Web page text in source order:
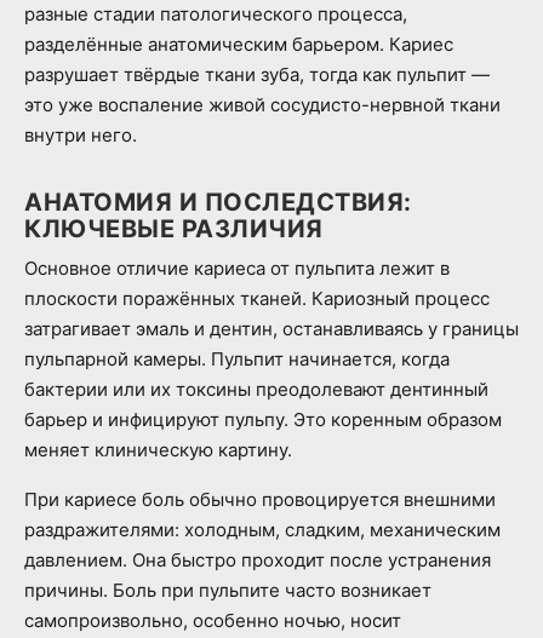
разные стадии патологического процесса,
разделённые анатомическим барьером. Кариес
разрушает твёрдые ткани зуба, тогда как пульпит —
это уже воспаление живой сосудисто-нервной ткани
внутри него.
АНАТОМИЯ И ПОСЛЕДСТВИЯ:
КЛЮЧЕВЫЕ РАЗЛИЧИЯ
Основное отличие кариеса от пульпита лежит в
плоскости поражённых тканей. Кариозный процесс
затрагивает эмаль и дентин, останавливаясь у границы
пульпарной камеры. Пульпит начинается, когда
бактерии или их токсины преодолевают дентинный
барьер и инфицируют пульпу. Это коренным образом
меняет клиническую картину.
При кариесе боль обычно провоцируется внешними
раздражителями: холодным, сладким, механическим
давлением. Она быстро проходит после устранения
причины. Боль при пульпите часто возникает
самопроизвольно, особенно ночью, носит